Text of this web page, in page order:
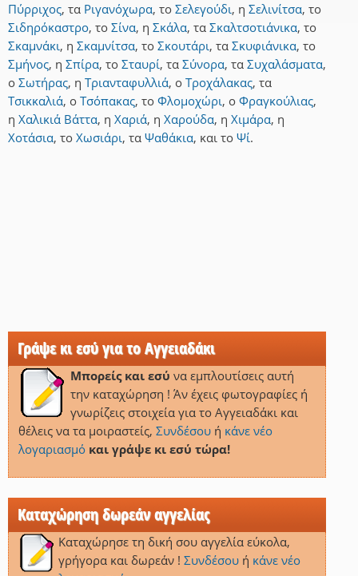
Πύρριχος, τα Ριγανόχωρα, το Σελεγούδι, η Σελινίτσα, το
Σιδηρόκαστρο, το Σίνα, η Σκάλα, τα Σκαλτσοτιάνικα, το
Σκαμνάκι, η Σκαμνίτσα, το Σκουτάρι, τα Σκυφιάνικα, το
Σμήνος, η Σπίρα, το Σταυρί, τα Σύνορα, τα Συχαλάσματα,
ο Σωτήρας, η Τριανταφυλλιά, ο Τροχάλακας, τα
Τσικκαλιά, ο Τσόπακας, το Φλομοχώρι, ο Φραγκούλιας,
η Χαλικιά Βάττα, η Χαριά, η Χαρούδα, η Χιμάρα, η
Χοτάσια, το Χωσιάρι, τα Ψαθάκια, και το Ψί.
Γράψε κι εσύ για το Αγγειαδάκι
Μπορείς και εσύ να εμπλουτίσεις αυτή
την καταχώρηση ! Άν έχεις φωτογραφίες ή
γνωρίζεις στοιχεία για το Αγγειαδάκι και
θέλεις να τα μοιραστείς, Συνδέσουή κάνε νέο
λογαριασμό και γράψε κι εσύ τώρα!
Καταχώρηση δωρεάν αγγελίας
Καταχώρησε τη δική σου αγγελία εύκολα,
γρήγορα και δωρεάν ! Συνδέσουή κάνε νέο